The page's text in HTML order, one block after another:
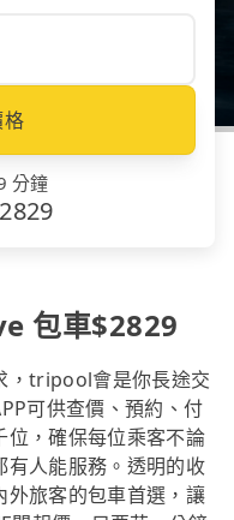
分鐘
2829
包車$2829
，tripool會是你長途交
可供查價、預約、付
位，確保每位乘客不論
有人能服務。透明的收
外旅客的包車首選，讓